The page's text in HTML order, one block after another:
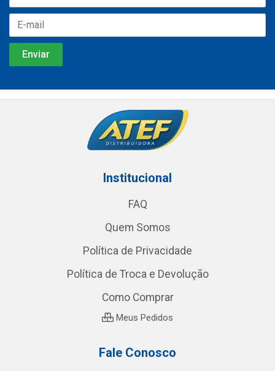
Institucional
FAQ
Quem Somos
Política de Privacidade
Política de Troca e Devolução
Como Comprar
Meus Pedidos
Fale Conosco